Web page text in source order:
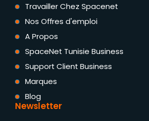
Travailler Chez Spacenet
Nos Offres d'emploi
A Propos
SpaceNet Tunisie Business
Support Client Business
Marques
Blog
Newsletter